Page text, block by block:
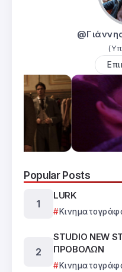
Popular Posts
LURK
STUDIO NEW
ΠΡΟΒΟΛΩΝ